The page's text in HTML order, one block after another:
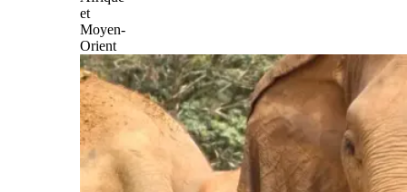
et
Moyen-
Orient